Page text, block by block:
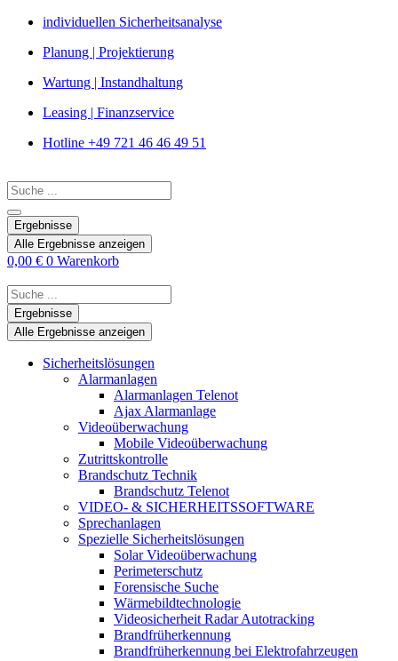
Zum
springen
individuellen Sicherheitsanalyse
Planung | Projektierung
Wartung | Instandhaltung
Leasing | Finanzservice
Hotline +49 721 46 46 49 51
Search
...
Ergebnisse
Alle Ergebnisse anzeigen
0,00 € 0 Warenkorb
Search
...Ergebnisse
Alle Ergebnisse anzeigen
Sicherheitslösungen
Alarmanlagen
Alarmanlagen Telenot
Ajax Alarmanlage
Videoüberwachung
Mobile Videoüberwachung
Zutrittskontrolle
Brandschutz Technik
Brandschutz Telenot
VIDEO- & SICHERHEITSSOFTWARE
Sprechanlagen
Spezielle Sicherheitslösungen
Solar Videoüberwachung
Perimeterschutz
Forensische Suche
Wärmebildtechnologie
Videosicherheit Radar Autotracking​
Brandfrüherkennung
Brandfrüherkennung bei Elektrofahrzeugen